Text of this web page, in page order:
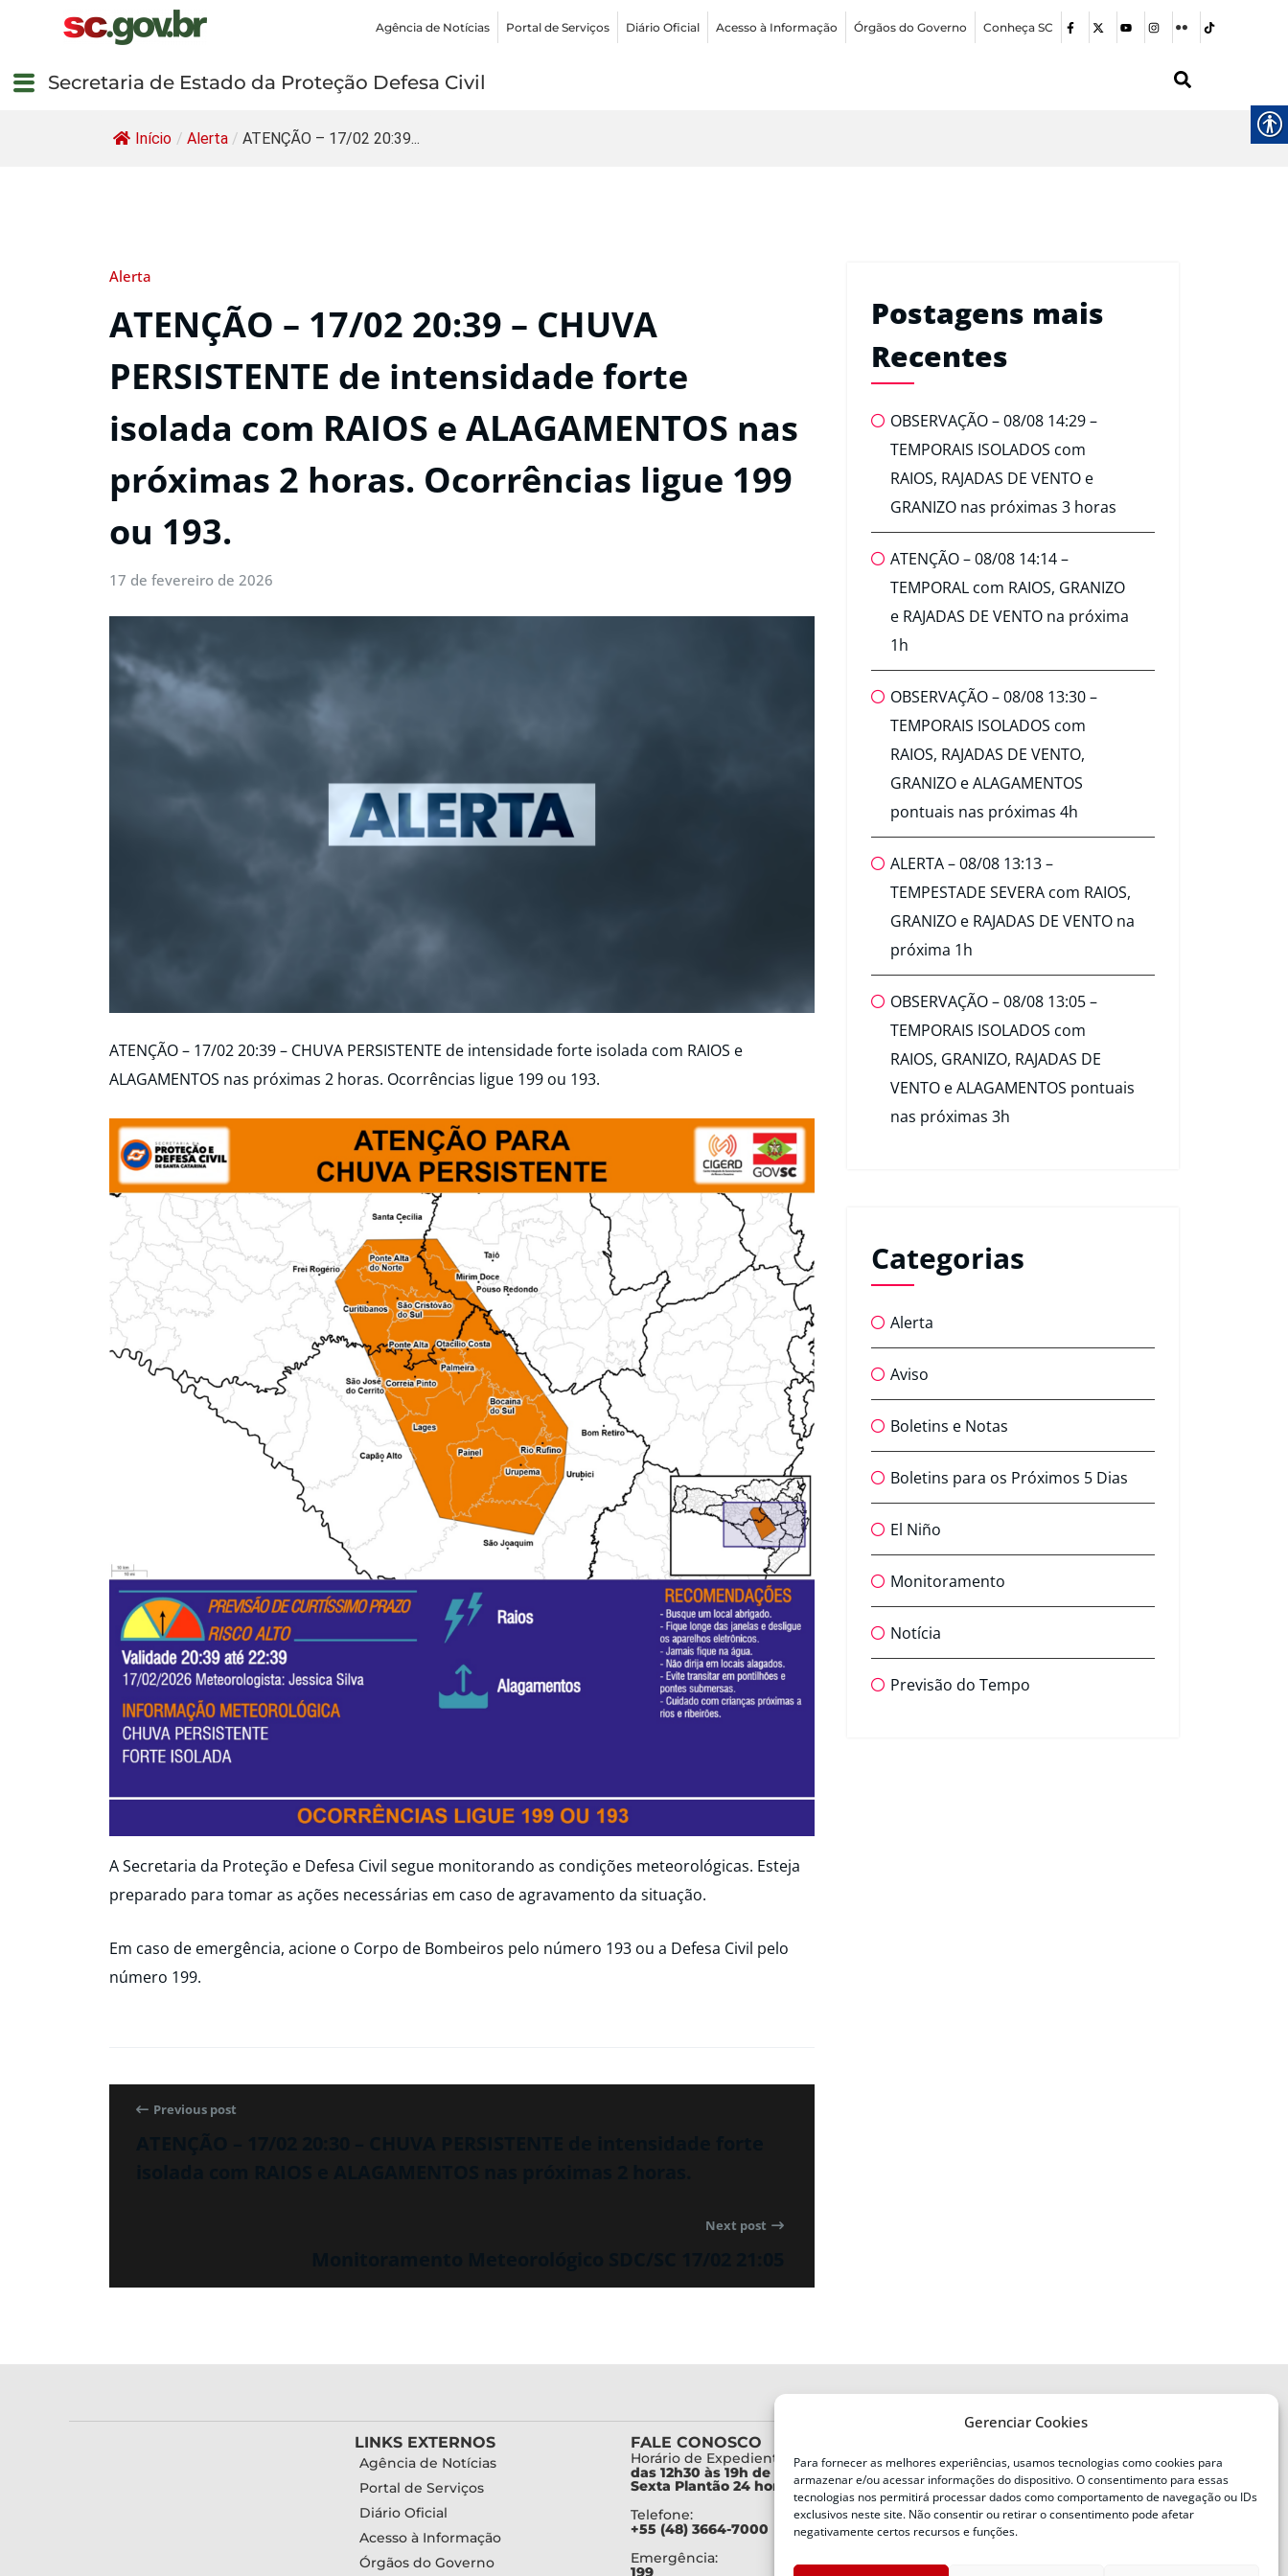
Gerenciar Cookies
Para fornecer as melhores experiências, usamos tecnologias como cookies para
armazenar e/ou acessar informações do dispositivo. O consentimento para essas
tecnologias nos permitirá processar dados como comportamento de navegação ou IDs
exclusivos neste site. Não consentir ou retirar o consentimento pode afetar
negativamente certos recursos e funções.
Agência de Notícias Portal de Serviços Diário Oficial Acesso à Informação Órgãos do Governo Conheça SC
Secretaria de Estado da Proteção Defesa Civil
Início / Alerta / ATENÇÃO – 17/02 20:39...
Alerta
ATENÇÃO – 17/02 20:39 – CHUVA
PERSISTENTE de intensidade forte
isolada com RAIOS e ALAGAMENTOS nas
próximas 2 horas. Ocorrências ligue 199
ou 193.
17 de fevereiro de 2026
ATENÇÃO – 17/02 20:39 – CHUVA PERSISTENTE de intensidade forte isolada com RAIOS e
ALAGAMENTOS nas próximas 2 horas. Ocorrências ligue 199 ou 193.
A Secretaria da Proteção e Defesa Civil segue monitorando as condições meteorológicas. Esteja
preparado para tomar as ações necessárias em caso de agravamento da situação.
Em caso de emergência, acione o Corpo de Bombeiros pelo número 193 ou a Defesa Civil pelo
número 199.
Previous post
Next post
Postagens mais
Recentes
OBSERVAÇÃO – 08/08 14:29 –
TEMPORAIS ISOLADOS com
RAIOS, RAJADAS DE VENTO e
GRANIZO nas próximas 3 horas
ATENÇÃO – 08/08 14:14 –
TEMPORAL com RAIOS, GRANIZO
e RAJADAS DE VENTO na próxima
1h
OBSERVAÇÃO – 08/08 13:30 –
TEMPORAIS ISOLADOS com
RAIOS, RAJADAS DE VENTO,
GRANIZO e ALAGAMENTOS
pontuais nas próximas 4h
ALERTA – 08/08 13:13 –
TEMPESTADE SEVERA com RAIOS,
GRANIZO e RAJADAS DE VENTO na
próxima 1h
OBSERVAÇÃO – 08/08 13:05 –
TEMPORAIS ISOLADOS com
RAIOS, GRANIZO, RAJADAS DE
VENTO e ALAGAMENTOS pontuais
nas próximas 3h
Categorias
Alerta
Aviso
Boletins e Notas
Boletins para os Próximos 5 Dias
El Niño
Monitoramento
Notícia
Previsão do Tempo
LINKS EXTERNOS
Agência de Notícias
Portal de Serviços
Diário Oficial
Acesso à Informação
Órgãos do Governo
FALE CONOSCO
Horário de Expediente:
das 12h30 às 19h de Segunda a
Sexta Plantão 24 horas diariamente
Telefone:
+55 (48) 3664-7000
Emergência:
199
Defesa Civil do Estado de Santa
Catarina
Av. Ivo Silveira, nº 2320
Bairro:
Capoeiras, Florianópolis, SC